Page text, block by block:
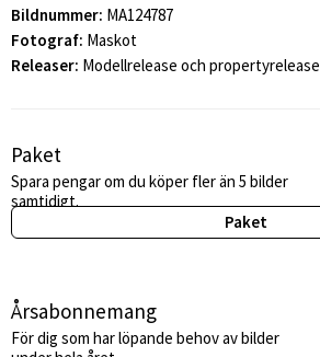
Bildnummer: MA124787
Fotograf: Maskot
Releaser: Modellrelease och propertyrelease
Paket
Spara pengar om du köper fler än 5 bilder
samtidigt.
Paket
Årsabonnemang
För dig som har löpande behov av bilder